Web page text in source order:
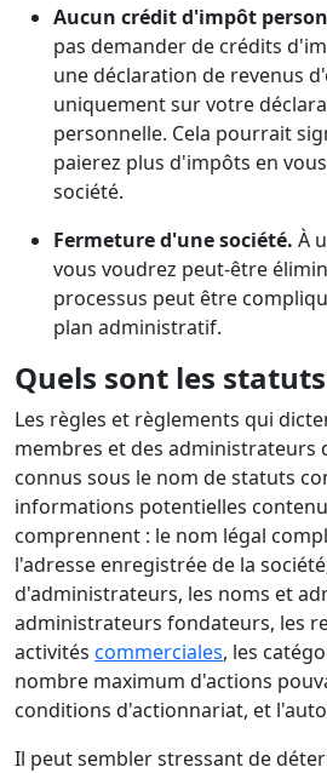
Aucun crédit d'impôt
pas demander de crédits
une déclaration de revenus
uniquement sur votre
personnelle. Cela pourrait
paierez plus d'impôts en
société.
Fermeture d'une société. À
vous voudrez peut-être
processus peut être
plan administratif.
Quels sont les
Les règles et règlements qui
membres et des administrateurs
connus sous le nom de statuts
informations potentielles
comprennent : le nom légal
l'adresse enregistrée de la
d'administrateurs, les noms et
administrateurs fondateurs, les
activités commerciales, les
nombre maximum d'actions
conditions d'actionnariat, et
Il peut sembler stressant de